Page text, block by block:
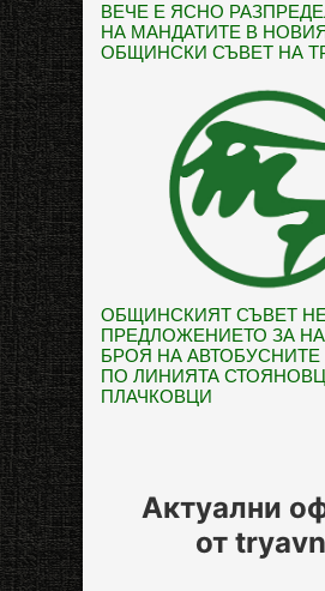
ВЕЧЕ Е ЯСНО
НА МАНДАТИТЕ В НОВИЯ
ОБЩИНСКИ СЪВЕТ НА
ОБЩИНСКИЯТ СЪВЕТ
ПРЕДЛОЖЕНИЕТО ЗА
БРОЯ НА АВТОБУСНИТЕ
ПО ЛИНИЯТА
ПЛАЧКОВЦИ
Актуални
от